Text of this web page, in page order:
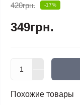
420грн. -17%
349грн.
Похожие товары